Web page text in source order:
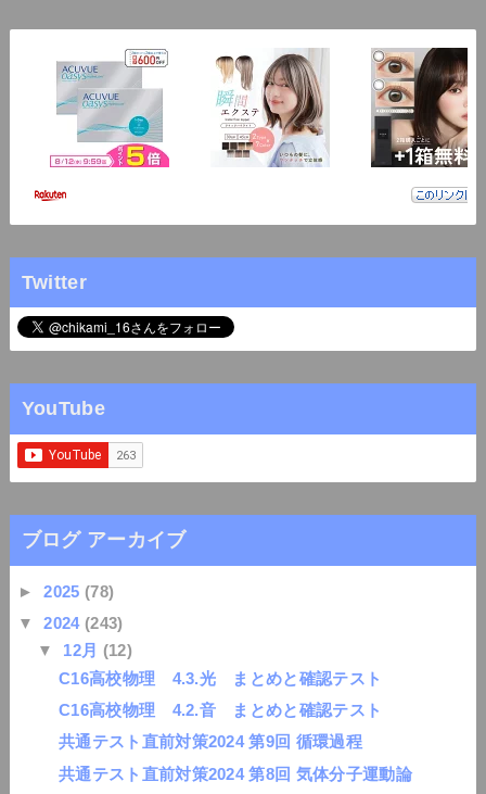
Twitter
YouTube
ブログ アーカイブ
►2025 (78)
▼2024 (243)
▼ 12月 (12)
C16高校物理 4.3.光 まとめと確認テスト
C16高校物理 4.2.音 まとめと確認テスト
共通テスト直前対策2024 第9回 循環過程
共通テスト直前対策2024 第8回 気体分子運動論